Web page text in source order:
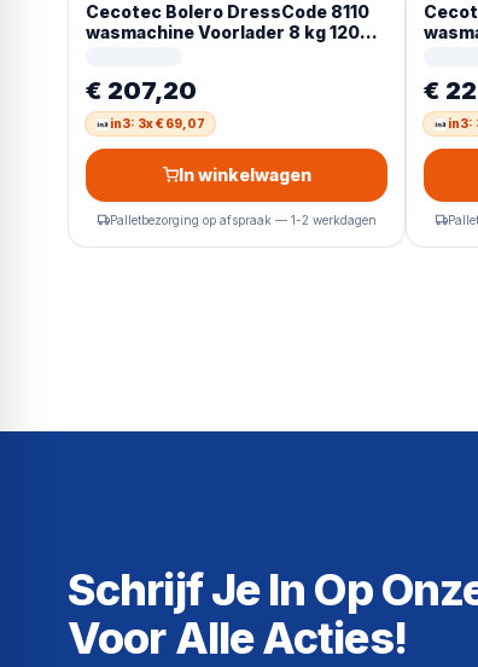
Cecotec Bolero DressCode 8110
wasmachine Voorlader 8 kg 1200
€ 207,20
in3: 3x € 69,07
In winkelwagen
Palletbezorging op afspraak — 1-2 werkdagen
€
in3:
Schrijf Je In Op
Voor Alle Acties!